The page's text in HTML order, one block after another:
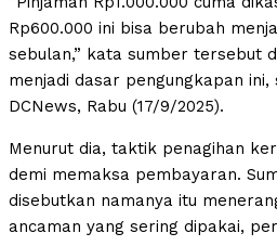
Rp600.000 ini bisa berubah
sebulan,” kata sumber tersebut
menjadi dasar pengungkapan
DCNews, Rabu (17/9/2025).
Menurut dia, taktik penagihan
demi memaksa pembayaran.
disebutkan namanya itu
ancaman yang sering dipakai,